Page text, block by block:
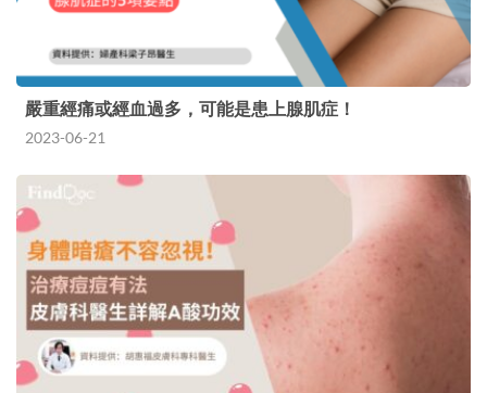
嚴重經痛或經血過多，可能是患上腺肌症！
2023-06-21